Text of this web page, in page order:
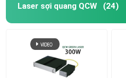
Laser sợi quang QCW (24)